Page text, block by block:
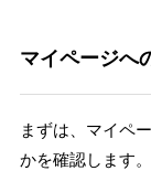
マイページへ
まずは、マイペ
かを確認します